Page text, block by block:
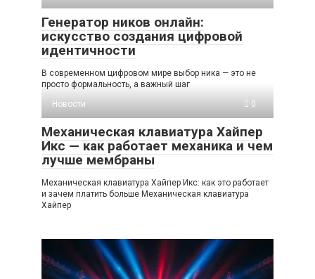
Генератор ников онлайн:
искусство создания цифровой
идентичности
В современном цифровом мире выбор ника — это не
просто формальность, а важный шаг
Новости
0
Механическая клавиатура Хайпер
Икс — как работает механика и чем
лучше мембраны
Механическая клавиатура Хайпер Икс: как это работает
и зачем платить больше Механическая клавиатура
Хайпер